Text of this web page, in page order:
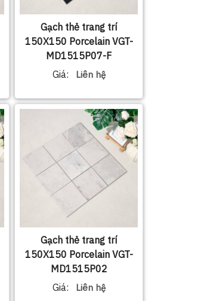
Gạch thẻ trang trí
150X150 Porcelain VGT-
MD1515P07-F
Giá:
Liên hệ
Gạch thẻ trang trí
150X150 Porcelain VGT-
MD1515P02
Giá:
Liên hệ